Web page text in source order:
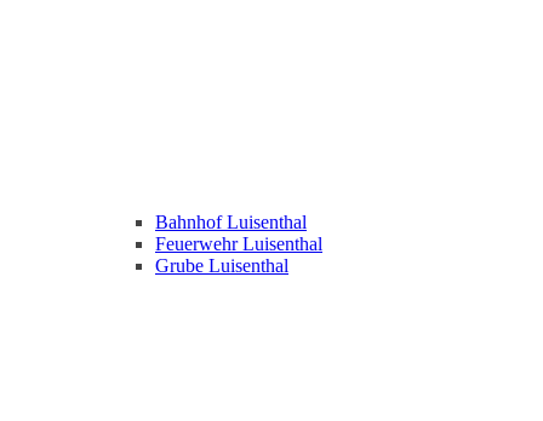
Bahnhof Luisenthal
Feuerwehr Luisenthal
Grube Luisenthal